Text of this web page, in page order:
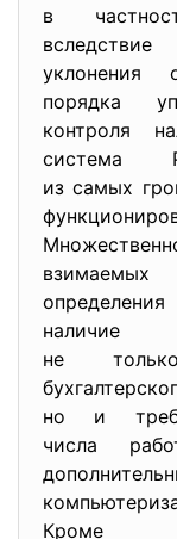
в
уклонения
порядка
контроля
система
из самых
взимаемых
наличие
не
но и
числа
Кроме